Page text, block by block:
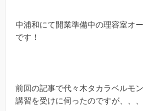
中浦和にて開業準備中の理容室オ
です！
前回の記事で代々木タカラベルモ
講習を受けに伺ったのですが、、、